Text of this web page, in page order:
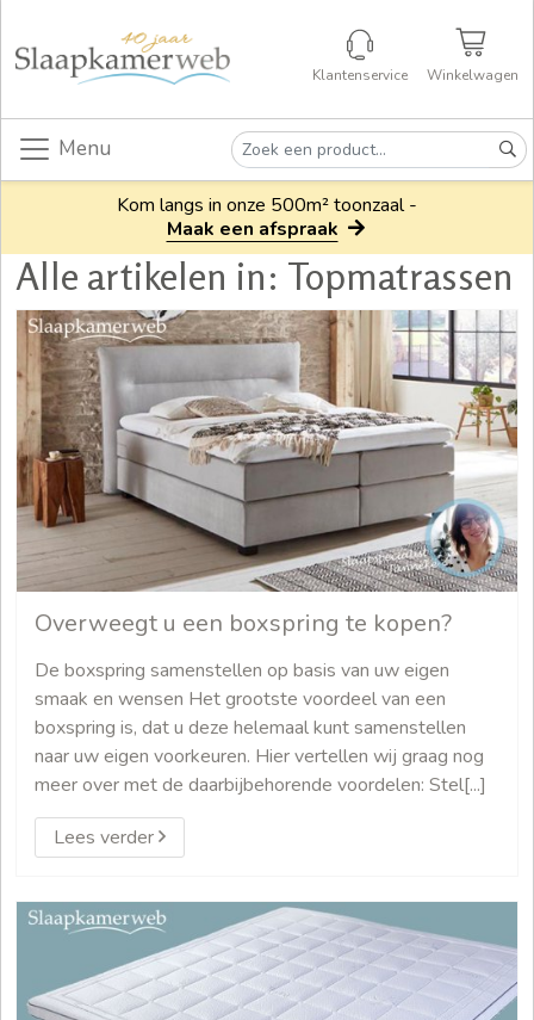
Klantenservice Winkelwagen
Menu
Kom langs in onze 500m² toonzaal -
Maak een afspraak
Alle artikelen in: Topmatrassen
Overweegt u een boxspring te kopen?
De boxspring samenstellen op basis van uw eigen
smaak en wensen Het grootste voordeel van een
boxspring is, dat u deze helemaal kunt samenstellen
naar uw eigen voorkeuren. Hier vertellen wij graag nog
meer over met de daarbijbehorende voordelen: Stel[...]
Lees verder